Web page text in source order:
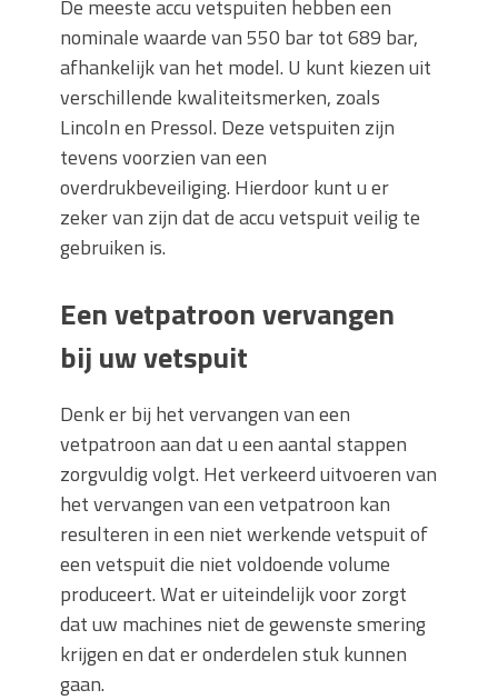
De meeste accu vetspuiten hebben een
nominale waarde van 550 bar tot 689 bar,
afhankelijk van het model. U kunt kiezen uit
verschillende kwaliteitsmerken, zoals
Lincoln en Pressol. Deze vetspuiten zijn
tevens voorzien van een
overdrukbeveiliging. Hierdoor kunt u er
zeker van zijn dat de accu vetspuit veilig te
gebruiken is.
Een vetpatroon vervangen
bij uw vetspuit
Denk er bij het vervangen van een
vetpatroon aan dat u een aantal stappen
zorgvuldig volgt. Het verkeerd uitvoeren van
het vervangen van een vetpatroon kan
resulteren in een niet werkende vetspuit of
een vetspuit die niet voldoende volume
produceert. Wat er uiteindelijk voor zorgt
dat uw machines niet de gewenste smering
krijgen en dat er onderdelen stuk kunnen
gaan.